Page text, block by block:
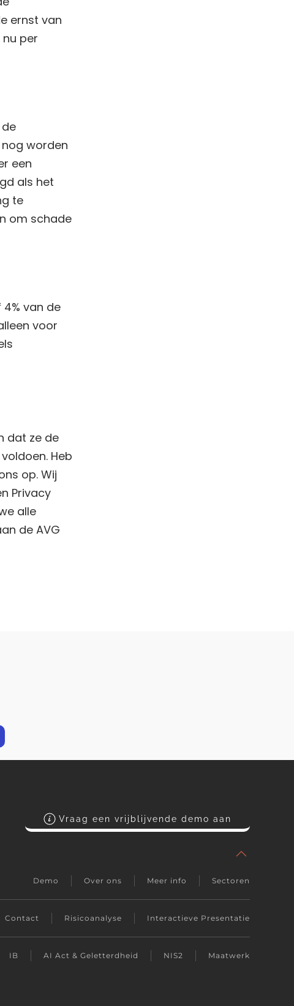
ernst van
per
worden
een
als het
te
om schade
van de
voor
dat ze de
Heb
op. Wij
Privacy
alle
de AVG
Vraag een vrijblijvende demo aan
Demo Over ons Meer info Sectoren
Contact Risicoanalyse Interactieve Presentatie
IB AI Act & Geletterdheid NIS2 Maatwerk